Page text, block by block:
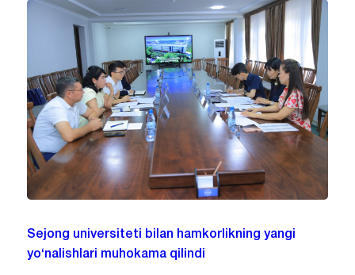
Sejong universiteti bilan hamkorlikning yangi
yo‘nalishlari muhokama qilindi